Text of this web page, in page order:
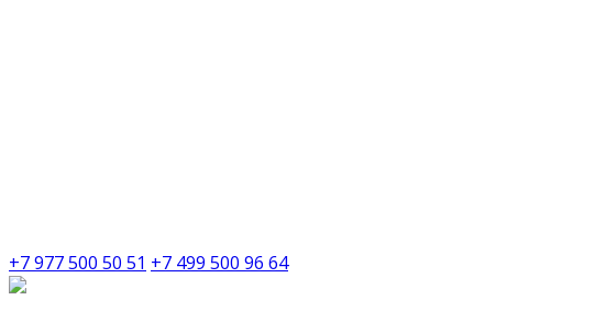
+7 977 500 50 51 +7 499 500 96 64